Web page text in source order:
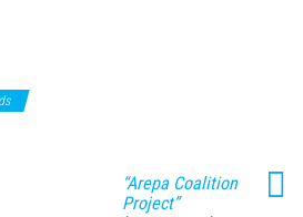
“Arepa Coalition
Project”